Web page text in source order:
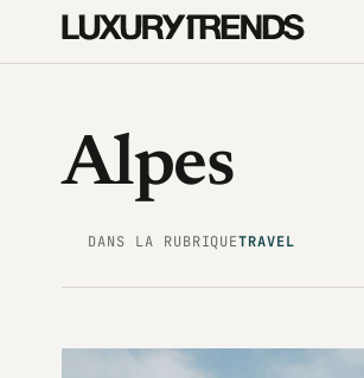
Alpes
DANS LA RUBRIQUETRAVEL